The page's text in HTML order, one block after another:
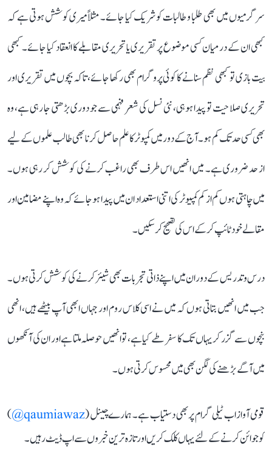
سرگرمیوں میں بھی طلبا و طالبات کو شریک کیا جائے۔ مثلاً میری کوشش ہوتی ہے کہ
کبھی ان کے درمیان کسی موضوع پر تقریری یا تحریری مقابلے کا انعقاد کیا جائے۔ کبھی
بیت بازی تو کبھی نظم سنانے کا کوئی پروگرام بھی رکھا جائے، تاکہ بچوں میں تقریری اور
تحریری صلاحیت تو پیدا ہو ہی، نئی نسل کی شعر فہمی سے جو دوری بڑھتی جا رہی ہے، وہ
بھی کسی حد تک کم ہو۔ آج کے دور میں کمپوٹر کا علم حاصل کرنا بھی طالب علموں کے لیے
از حد ضروری ہے۔ میں انھیں اس طرف بھی راغب کرنے کی کوشش کر رہی ہوں۔
میں چاہتی ہوں کم از کم کمپیوٹر کی اتنی استعداد ان میں پیدا ہو جائے کہ وہ اپنے مضامین اور
مقالے خود ٹائپ کر کے اس کی تصحیح کر سکیں۔
درس و تدریس کے دوران میں اپنے ذاتی تجربات بھی شیئر کرنے کی کوشش کرتی ہوں۔
جب میں انھیں بتاتی ہوں کہ میں نے اسی کلاس روم اور جہاں ابھی آپ بیٹھے ہیں، انھی
بنچوں سے گزر کر یہاں تک کا سفر طے کیا ہے، تو انھیں حوصلہ ملتا ہے اور ان کی آنکھوں
میں آگے بڑھنے کی لگن بھی میں محسوس کرتی ہوں۔
قومی آواز اب ٹیلی گرام پر بھی دستیاب ہے۔ ہمارے چینل (qaumiawaz@
)
کو جوائن کرنے کے لئے یہاں کلک کریں اور تازہ ترین خبروں سے اپ ڈیٹ رہیں۔